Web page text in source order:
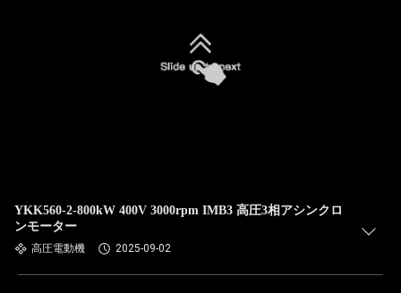
YKK560-2-800kW 400V 3000rpm IMB3 高圧3相アシンクロ
ンモーター
高圧電動機 2025-09-02